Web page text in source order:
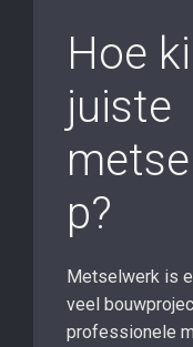
Hoe
juiste
p?
Metselwerk is
veel
professionele